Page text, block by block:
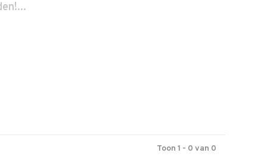
Toon 1 - 0 van 0